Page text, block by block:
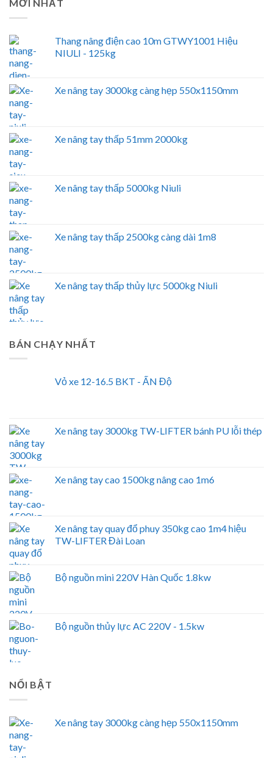
MỚI NHẤT
Thang nâng điện cao 10m GTWY1001 Hiệu
NIULI - 125kg
Xe nâng tay 3000kg càng hẹp 550x1150mm
Xe nâng tay thấp 51mm 2000kg
Xe nâng tay thấp 5000kg Niuli
Xe nâng tay thấp 2500kg càng dài 1m8
Xe nâng tay thấp thủy lực 5000kg Niuli
BÁN CHẠY NHẤT
Vỏ xe 12-16.5 BKT - ẤN Độ
Xe nâng tay 3000kg TW-LIFTER bánh PU lỗi thép
Xe nâng tay cao 1500kg nâng cao 1m6
Xe nâng tay quay đổ phuy 350kg cao 1m4 hiệu
TW-LIFTER Đài Loan
Bộ nguồn mini 220V Hàn Quốc 1.8kw
Bộ nguồn thủy lực AC 220V - 1.5kw
NỔI BẬT
Xe nâng tay 3000kg càng hẹp 550x1150mm